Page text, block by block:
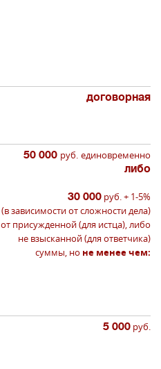
договорная
50 000 руб. единовременно
либо
30 000 руб. + 1-5%
(в зависимости от сложности дела)
от присужденной (для истца), либо
не взысканной (для ответчика)
суммы, но не менее чем:
5 000 руб.